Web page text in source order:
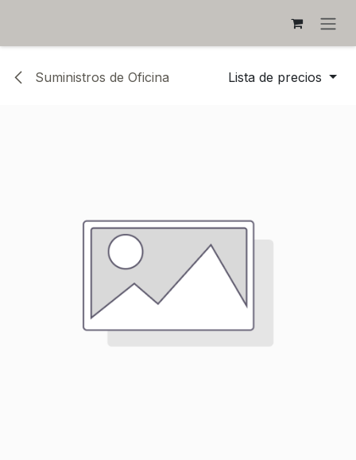
Suministros de Oficina Lista de precios